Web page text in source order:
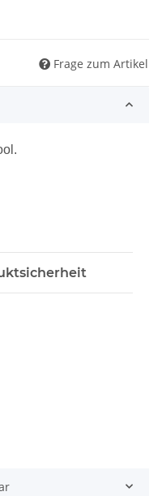
Frage zum Artikel